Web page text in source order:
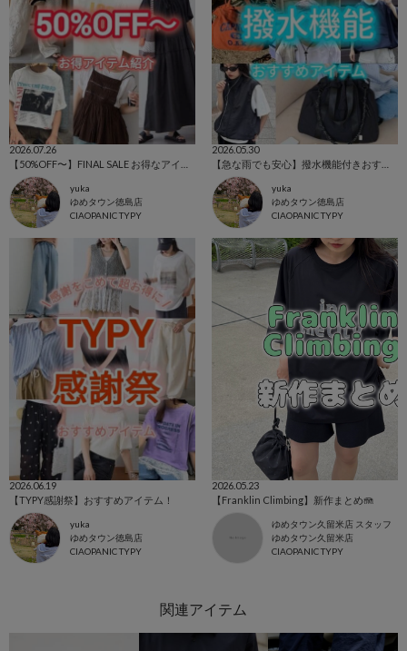
2026.07.26
yuka
ゆめタウン徳島店
CIAOPANIC TYPY
2026.05.30
yuka
ゆめタウン徳島店
CIAOPANIC TYPY
2026.06.19
【TYPY感謝祭】おすすめアイテム！
yuka
ゆめタウン徳島店
CIAOPANIC TYPY
2026.05.23
【Franklin Climbing】新作まとめ🪼
ゆめタウン久留米店 スタッフ
ゆめタウン久留米店
CIAOPANIC TYPY